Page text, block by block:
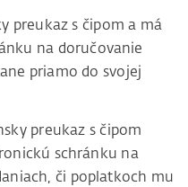
preukaz s čipom a má
na doručovanie
priamo do svojej
preukaz s čipom
schránku na
či poplatkoch mu